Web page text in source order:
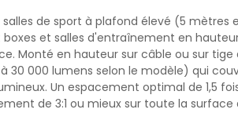
salles de sport à plafond élevé (5
boxes et salles d'entraînement en
Monté en hauteur sur câble ou sur
à 30 000 lumens selon le modèle) qui
Un espacement optimal de 1,5
de 3:1 ou mieux sur toute la